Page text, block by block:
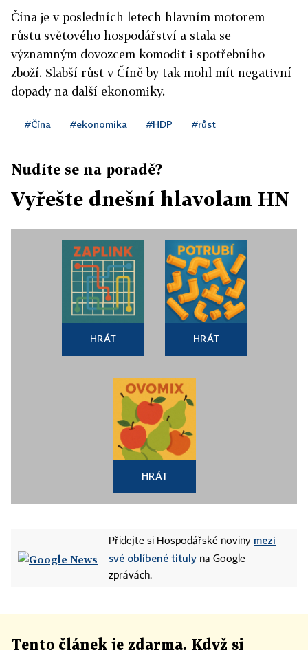
Čína je v posledních letech hlavním motorem
růstu světového hospodářství a stala se
významným dovozcem komodit i spotřebního
zboží. Slabší růst v Číně by tak mohl mít negativní
dopady na další ekonomiky.
#Čína #ekonomika #HDP #růst
Nudíte se na poradě?
Vyřešte dnešní hlavolam HN
HRÁT HRÁT
HRÁT
Přidejte si Hospodářské noviny mezi
své oblíbené tituly na Google
zprávách.
Tento článek je zdarma. Když si